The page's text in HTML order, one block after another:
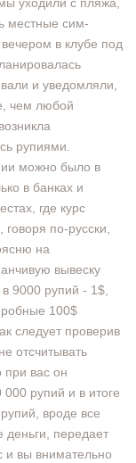
местные сим-
вечером в клубе под
и уведомляли,
чем любой
рупиями.
можно было в
в банках и
где курс
по-русски,
на
вывеску
9000 рупий - 1$,
100$
следует проверив
отсчитывать
при вас он
000 рупий и в итоге
вроде все
деньги, передает
и вы внимательно